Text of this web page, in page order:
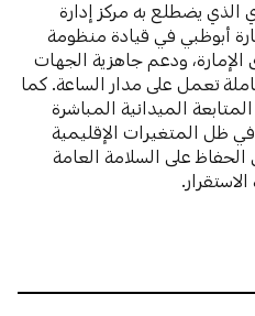
الذي يضطلع به مركز إدارة
أبوظبي في قيادة منظومة
ودعم جاهزية الجهات
تعمل على مدار الساعة. كما
الميدانية المباشرة
ظل المتغيرات الإقليمية
الحفاظ على السلامة العامة